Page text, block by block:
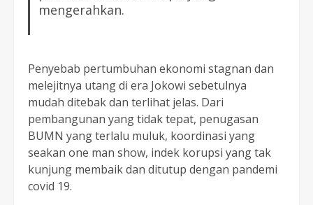
mengerahkan.
Penyebab pertumbuhan ekonomi stagnan dan
melejitnya utang di era Jokowi sebetulnya
mudah ditebak dan terlihat jelas. Dari
pembangunan yang tidak tepat, penugasan
BUMN yang terlalu muluk, koordinasi yang
seakan one man show, indek korupsi yang tak
kunjung membaik dan ditutup dengan pandemi
covid 19.